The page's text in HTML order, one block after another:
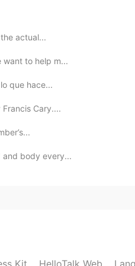
2020.04.13 00:01
actual...
want to help m...
que hace...
Cary....
and body every...
Kit HelloTalk Web